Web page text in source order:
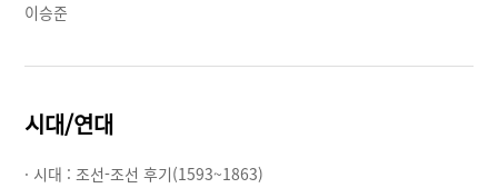
이승준
시대/연대
· 시대 :조선-조선 후기(1593~1863)